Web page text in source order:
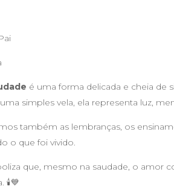
é uma forma delicada e cheia de
simples vela, ela representa luz,
também as lembranças, os
o que foi vivido.
que, mesmo na saudade, o
🕯️💙